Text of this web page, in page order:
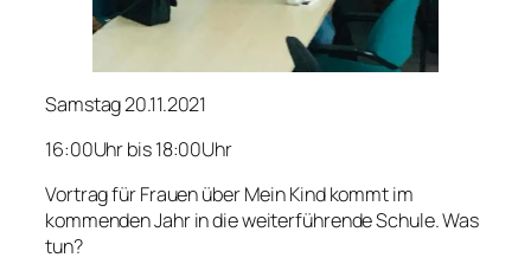
Samstag 20.11.2021
16:00Uhr bis 18:00Uhr
Vortrag für Frauen über Mein Kind kommt im
kommenden Jahr in die weiterführende Schule. Was
tun?